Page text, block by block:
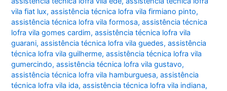
vila fiat lux,assistência técnica lofra vila firmiano pinto,
assistência técnica lofra vila formosa,assistência técnica
lofra vila gomes cardim,assistência técnica lofra vila
guarani,assistência técnica lofra vila guedes,assistência
técnica lofra vila guilherme,assistência técnica lofra vila
gumercindo,assistência técnica lofra vila gustavo,
assistência técnica lofra vila hamburguesa,assistência
técnica lofra vila ida,assistência técnica lofra vila indiana,